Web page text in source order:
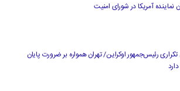
نماینده آمریکا در شورای امنیت
تکراری رئیس‌جمهور اوکراین/ تهران همواره بر ضرورت پایان